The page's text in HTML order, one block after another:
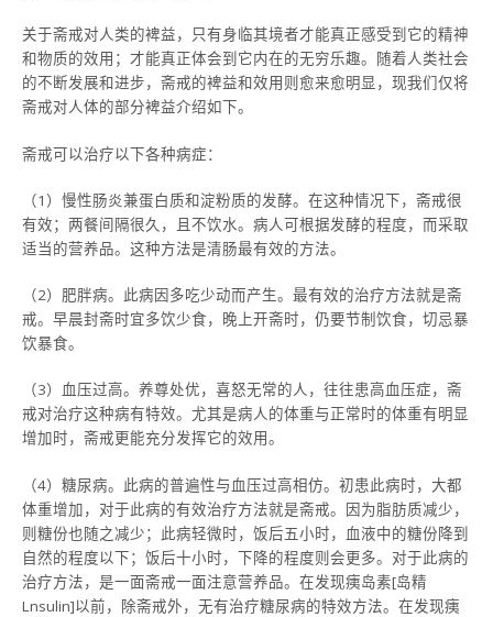
关于斋戒对人类的裨益，只有身临其境者才能真正感受到它的精神
和物质的效用；才能真正体会到它内在的无穷乐趣。随着人类社会
的不断发展和进步，斋戒的裨益和效用则愈来愈明显，现我们仅将
斋戒对人体的部分裨益介绍如下。
斋戒可以治疗以下各种病症：
（1）慢性肠炎兼蛋白质和淀粉质的发酵。在这种情况下，斋戒很
有效；两餐间隔很久，且不饮水。病人可根据发酵的程度，而采取
适当的营养品。这种方法是清肠最有效的方法。
（2）肥胖病。此病因多吃少动而产生。最有效的治疗方法就是斋
戒。早晨封斋时宜多饮少食，晚上开斋时，仍要节制饮食，切忌暴
饮暴食。
（3）血压过高。养尊处优，喜怒无常的人，往往患高血压症，斋
戒对治疗这种病有特效。尤其是病人的体重与正常时的体重有明显
增加时，斋戒更能充分发挥它的效用。
（4）糖尿病。此病的普遍性与血压过高相仿。初患此病时，大都
体重增加，对于此病的有效治疗方法就是斋戒。因为脂肪质减少，
则糖份也随之减少；此病轻微时，饭后五小时，血液中的糖份降到
自然的程度以下；饭后十小时，下降的程度则会更多。对于此病的
治疗方法，是一面斋戒一面注意营养品。在发现痍岛素[岛精
Lnsulin]以前，除斋戒外，无有治疗糖尿病的特效方法。在发现痍